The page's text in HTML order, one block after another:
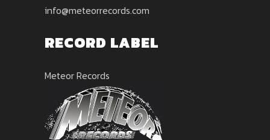
info@meteorrecords.com
RECORD LABEL
Meteor Records